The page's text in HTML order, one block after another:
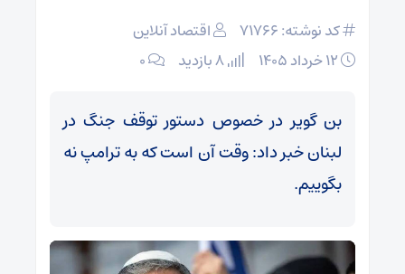
کد نوشته: 71766
اقتصاد آنلاین
۰
بن گویر در خصوص دستور توقف جنگ در
لبنان خبر داد: وقت آن است که به ترامپ نه
بگوییم.